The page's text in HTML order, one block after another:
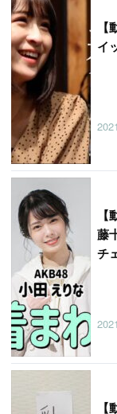
【
イ
【
藤
チ
【